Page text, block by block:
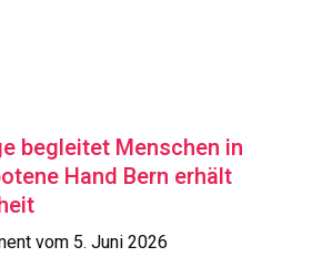
begleitet Menschen in
Hand Bern erhält
vom 5. Juni 2026